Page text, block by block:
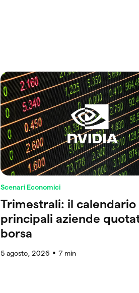
Scenari Economici
Trimestrali: il calendario
principali aziende
borsa
5 agosto, 2026 ● 7 min